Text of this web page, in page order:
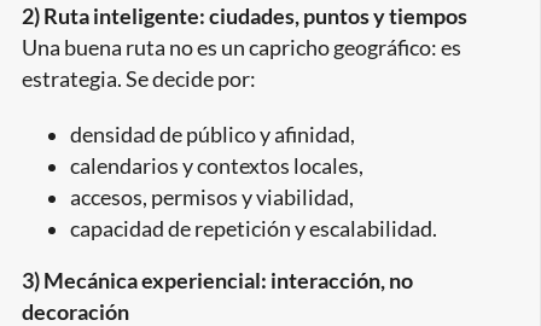
2) Ruta inteligente: ciudades, puntos y tiempos
Una buena ruta no es un capricho geográfico: es
estrategia. Se decide por:
densidad de público y afinidad,
calendarios y contextos locales,
accesos, permisos y viabilidad,
capacidad de repetición y escalabilidad.
3) Mecánica experiencial: interacción, no
decoración